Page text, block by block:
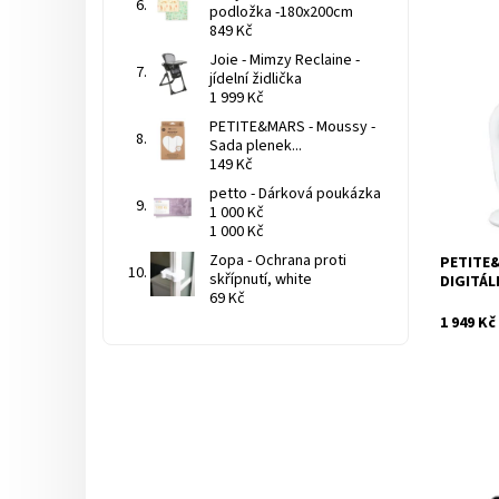
Značka:
1 949 Kč
podložka -180x200cm
849 Kč
Joie - Mimzy Reclaine -
jídelní židlička
1 999 Kč
PETITE&MARS - Moussy -
Sada plenek...
149 Kč
petto - Dárková poukázka
1 000 Kč
1 000 Kč
Zopa - Ochrana proti
skřípnutí, white
69 Kč